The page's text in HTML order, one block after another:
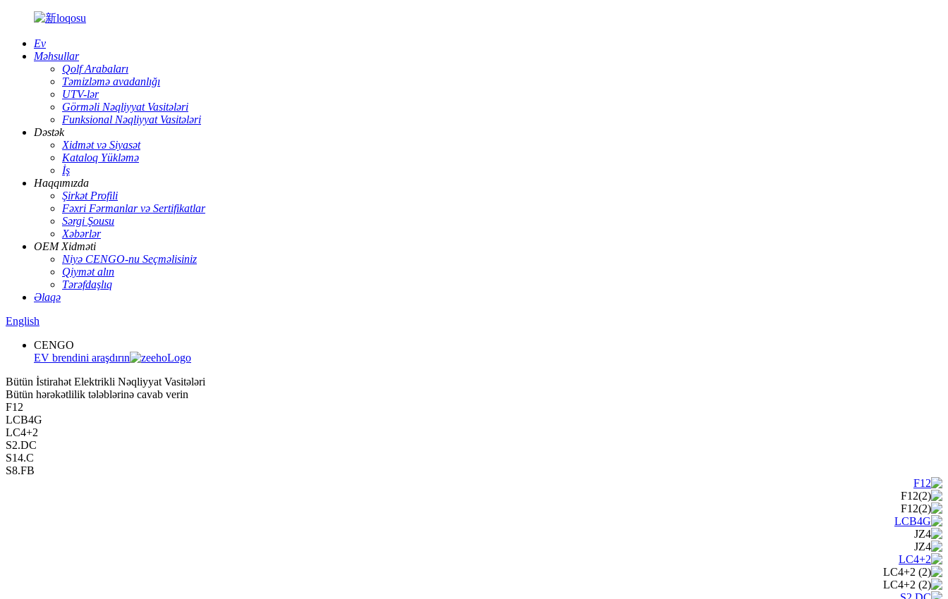
Ev
Məhsullar
Qolf Arabaları
Təmizləmə avadanlığı
UTV-lər
Görməli Nəqliyyat Vasitələri
Funksional Nəqliyyat Vasitələri
Dəstək
Xidmət və Siyasət
Kataloq Yükləmə
İş
Haqqımızda
Şirkət Profili
Fəxri Fərmanlar və Sertifikatlar
Sərgi Şousu
Xəbərlər
OEM Xidməti
Niyə CENGO-nu Seçməlisiniz
Qiymət alın
Tərəfdaşlıq
Əlaqə
English
CENGO
EV brendini araşdırın
Bütün İstirahət Elektrikli Nəqliyyat Vasitələri
Bütün hərəkətlilik tələblərinə cavab verin
F12
LCB4G
LC4+2
S2.DC
S14.C
S8.FB